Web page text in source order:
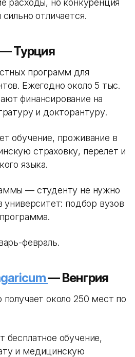
расходы, но конкуренция
отличается.
— Турция
программ для
Ежегодно около 5 тыс.
финансирование на
и докторантуру.
обучение, проживание в
страховку, перелет и
языка.
— студенту не нужно
университет: подбор вузов
февраль.
— Венгрия
получает около 250 мест по
бесплатное обучение,
и медицинскую